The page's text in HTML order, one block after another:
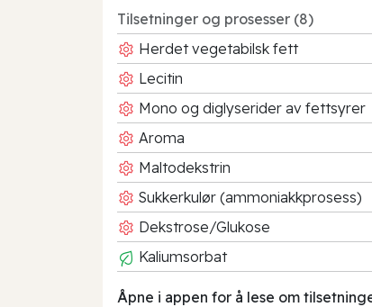
Tilsetninger og prosesser (8)
Herdet vegetabilsk fett
Lecitin
Mono og diglyserider av fettsyrer
Aroma
Maltodekstrin
Sukkerkulør (ammoniakkprosess)
Dekstrose/Glukose
Kaliumsorbat
Åpne i appen for å lese om